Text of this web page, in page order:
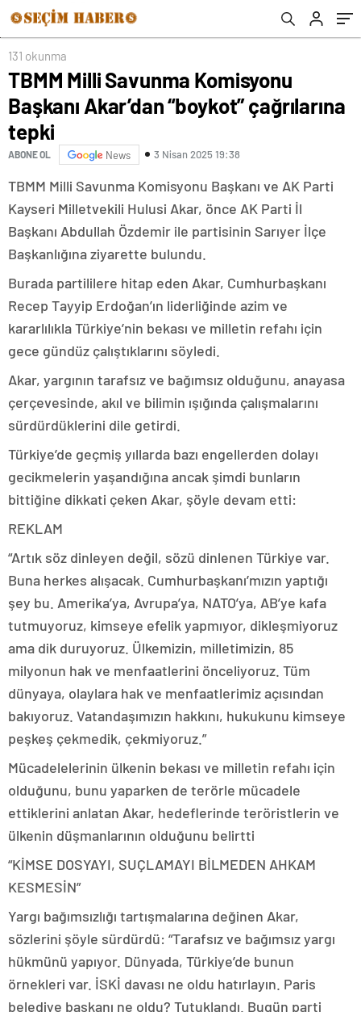
131 okunma
TBMM Milli Savunma Komisyonu
Başkanı Akar’dan “boykot” çağrılarına
tepki
ABONE OL News 3 Nisan 2025 19:38
TBMM Milli Savunma Komisyonu Başkanı ve AK Parti
Kayseri Milletvekili Hulusi Akar, önce AK Parti İl
Başkanı Abdullah Özdemir ile partisinin Sarıyer İlçe
Başkanlığına ziyarette bulundu.
Burada partililere hitap eden Akar, Cumhurbaşkanı
Recep Tayyip Erdoğan’ın liderliğinde azim ve
kararlılıkla Türkiye’nin bekası ve milletin refahı için
gece gündüz çalıştıklarını söyledi.
Akar, yargının tarafsız ve bağımsız olduğunu, anayasa
çerçevesinde, akıl ve bilimin ışığında çalışmalarını
sürdürdüklerini dile getirdi.
Türkiye’de geçmiş yıllarda bazı engellerden dolayı
gecikmelerin yaşandığına ancak şimdi bunların
bittiğine dikkati çeken Akar, şöyle devam etti:
REKLAM
“Artık söz dinleyen değil, sözü dinlenen Türkiye var.
Buna herkes alışacak. Cumhurbaşkanı’mızın yaptığı
şey bu. Amerika’ya, Avrupa’ya, NATO’ya, AB’ye kafa
tutmuyoruz, kimseye efelik yapmıyor, dikleşmiyoruz
ama dik duruyoruz. Ülkemizin, milletimizin, 85
milyonun hak ve menfaatlerini önceliyoruz. Tüm
dünyaya, olaylara hak ve menfaatlerimiz açısından
bakıyoruz. Vatandaşımızın hakkını, hukukunu kimseye
peşkeş çekmedik, çekmiyoruz.”
Mücadelelerinin ülkenin bekası ve milletin refahı için
olduğunu, bunu yaparken de terörle mücadele
ettiklerini anlatan Akar, hedeflerinde teröristlerin ve
ülkenin düşmanlarının olduğunu belirtti
“KİMSE DOSYAYI, SUÇLAMAYI BİLMEDEN AHKAM
KESMESİN”
Yargı bağımsızlığı tartışmalarına değinen Akar,
sözlerini şöyle sürdürdü: “Tarafsız ve bağımsız yargı
hükmünü yapıyor. Dünyada, Türkiye’de bunun
örnekleri var. İSKİ davası ne oldu hatırlayın. Paris
belediye başkanı ne oldu? Tutuklandı. Bugün parti